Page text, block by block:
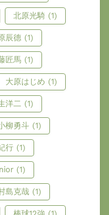
北原光騎 (1)
辰德 (1)
匠馬 (1)
大原はじめ (1)
洋二 (1)
柳勇斗 (1)
行 (1)
(1)
島克哉 (1)